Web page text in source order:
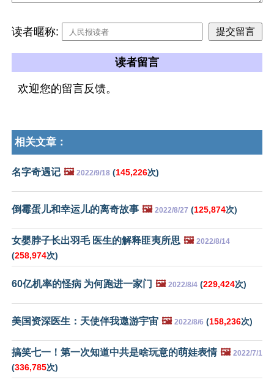
读者暱称:
读者留言
欢迎您的留言反馈。
相关文章：
名字奇遇记 🖼️ 2022/9/18 (145,226次)
倒霉蛋儿和幸运儿的离奇故事 🖼️ 2022/8/27 (125,874次)
女婴脖子长出羽毛 医生的解释匪夷所思 🖼️ 2022/8/14
(258,974次)
60亿机率的怪病 为何跑进一家门 🖼️ 2022/8/4 (229,424次)
美国资深医生：天使伴我遨游宇宙 🖼️ 2022/8/6 (158,236次)
搞笑七一！第一次知道中共是啥玩意的萌娃表情 🖼️ 2022/7/1
(336,785次)